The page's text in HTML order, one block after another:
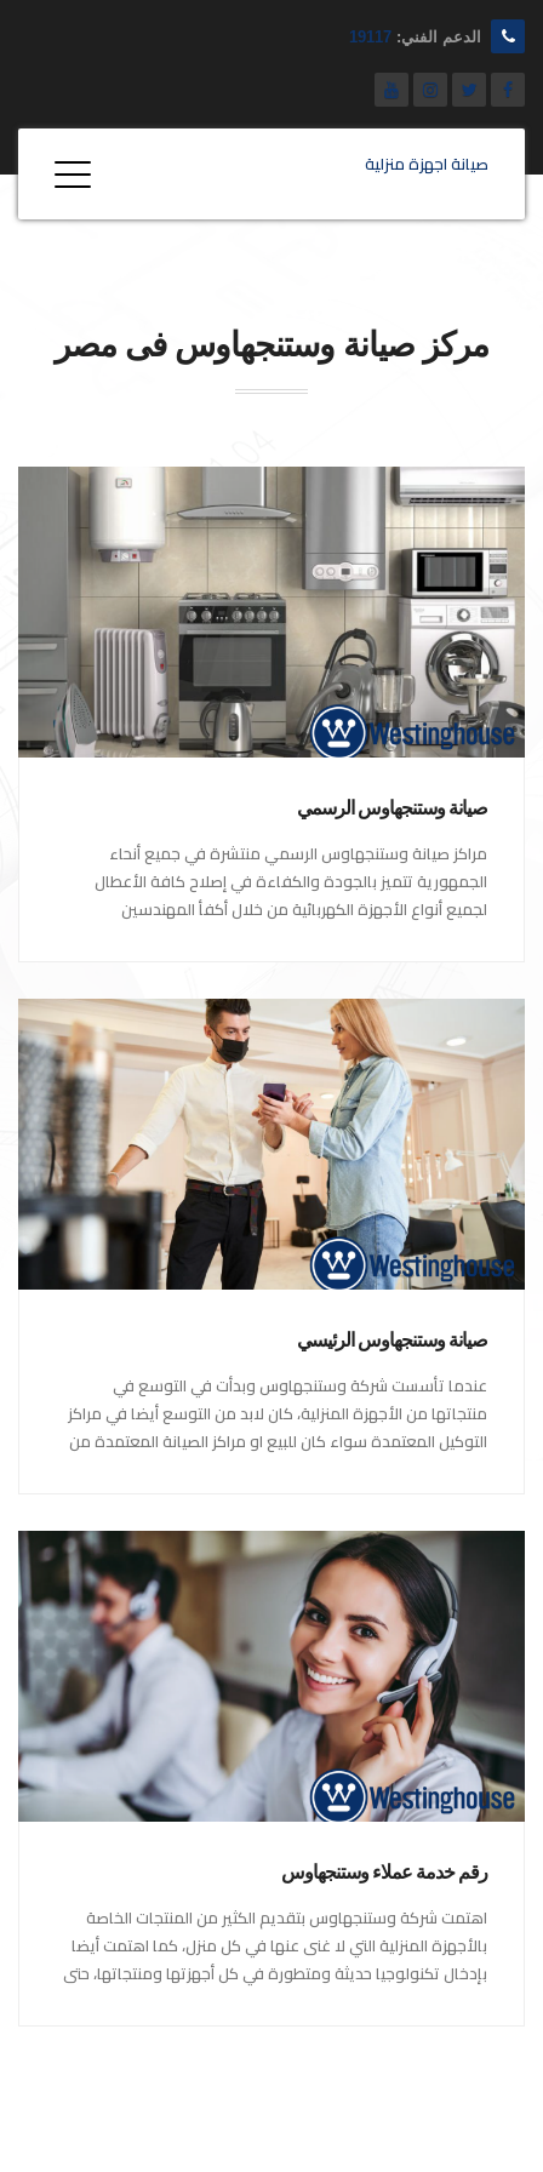
الدعم الفني: 19117
صيانة اجهزة منزلية
مركز صيانة وستنجهاوس فى مصر
صيانة وستنجهاوس الرسمي
مراكز صيانة وستنجهاوس الرسمي منتشرة في جميع أنحاء
الجمهورية تتميز بالجودة والكفاءة في إصلاح كافة الأعطال
لجميع أنواع الأجهزة الكهربائية من خلال أكفأ المهندسين
صيانة وستنجهاوس الرئيسي
عندما تأسست شركة وستنجهاوس وبدأت في التوسع في
منتجاتها من الأجهزة المنزلية، كان لابد من التوسع أيضا في مراكز
التوكيل المعتمدة سواء كان للبيع او مراكز الصيانة المعتمدة من
رقم خدمة عملاء وستنجهاوس
اهتمت شركة وستنجهاوس بتقديم الكثير من المنتجات الخاصة
بالأجهزة المنزلية التي لا غنى عنها في كل منزل، كما اهتمت أيضا
بإدخال تكنولوجيا حديثة ومتطورة في كل أجهزتها ومنتجاتها، حتى